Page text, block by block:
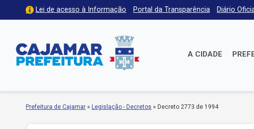
Lei de acesso à Informação Portal da Transparência Diário
A CIDADE
Prefeitura de Cajamar » Legislação - Decretos » Decreto 2773 de 1994